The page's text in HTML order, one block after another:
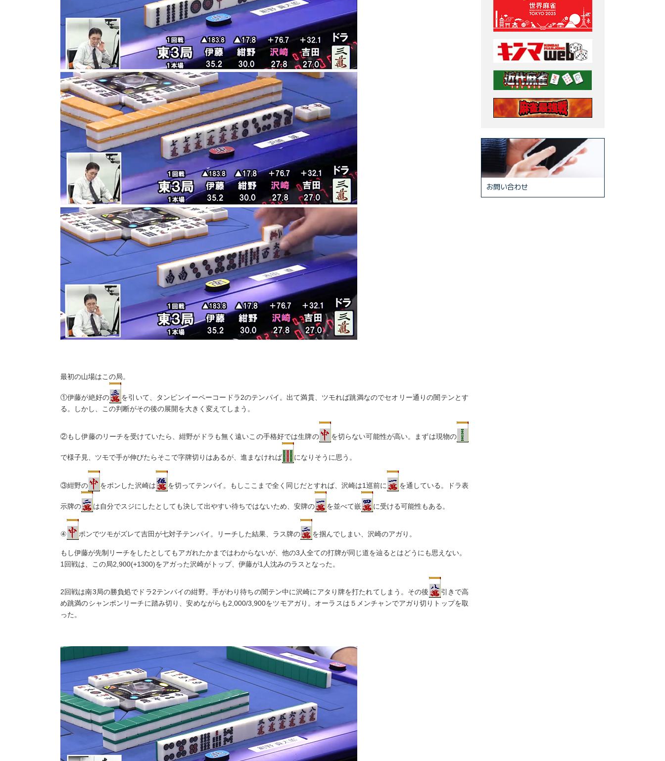
最初の山場はこの局。
①伊藤が絶好の
を引いて、タンピンイーペーコードラ2のテンパイ。出て満貫、ツモれば跳満なのでセオリー通りの闇テンとす
る。しかし、この判断がその後の展開を大きく変えてしまう。
②もし伊藤のリーチを受けていたら、紺野がドラも無く遠いこの手格好では生牌の を切らない可能性が高い。まずは現物の
で様子見、ツモで手が伸びたらそこで字牌切りはあるが、進まなければ になりそうに思う。
③紺野の をポンした沢崎は を切ってテンパイ。もしここまで全く同じだとすれば、沢崎は1巡前に を通している。ドラ表
示牌の は自分でスジにしたとしても決して出やすい待ちではないため、安牌の を並べて嵌 に受ける可能性もある。
④ ポンでツモがズレて吉田が七対子テンパイ。リーチした結果、ラス牌の を掴んでしまい、沢崎のアガり。
もし伊藤が先制リーチをしたとしてもアガれたかまではわからないが、他の3人全ての打牌が同じ道を辿るとはどうにも思えない。
1回戦は、この局2,900(+1300)をアガった沢崎がトップ、伊藤が1人沈みのラスとなった。
2回戦は南3局の勝負処でドラ2テンパイの紺野。手がわり待ちの闇テン中に沢崎にアタり牌を打たれてしまう。その後
引きで高
め跳満のシャンポンリーチに踏み切り、安めながらも2,000/3,900をツモアガり。オーラスは５メンチャンでアガり切りトップを取
った。
お問い合わせ